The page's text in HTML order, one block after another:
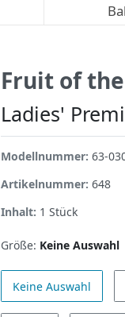
Fruit of
Ladies'
Modellnummer: 63-
Artikelnummer: 648
Inhalt: 1 Stück
Größe: Keine Auswahl
Keine Auswahl